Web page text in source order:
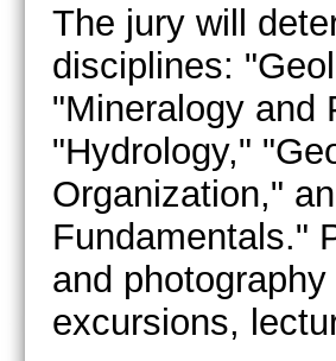
The jury will
disciplines:
"Mineralogy and
"Hydrology,"
Organization,"
Fundamentals."
and
excursions,